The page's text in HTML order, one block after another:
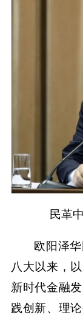
民革
欧阳泽
八大以来，
新时代金融
践创新、理